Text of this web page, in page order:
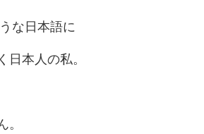
な日本語に
日本人の私。
。